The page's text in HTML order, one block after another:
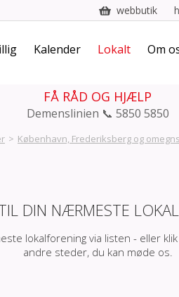
webbutik
Kalender Lokalt Om
FÅ RÅD OG HJÆLP
Demenslinien 📞 5850 5850
> København, Frederiksberg og
DIN NÆRMESTE
lokalforening via listen - eller
andre steder, du kan møde os.